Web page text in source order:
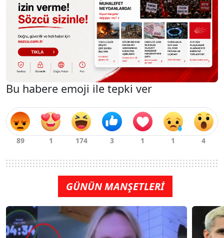
Bu habere emoji ile tepki ver
GÜNÜN MANŞETLERİ